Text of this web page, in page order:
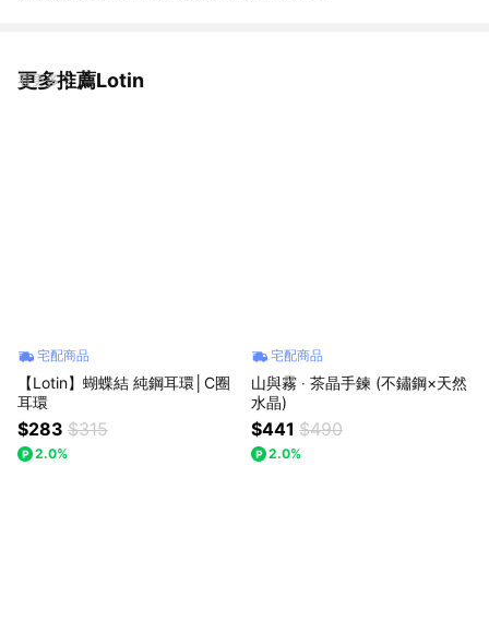
更多推薦Lotin
看更多
宅配商品
【Lotin】蝴蝶結 純鋼耳環│C圈
耳環
$283 $315
2.0%
宅配商品
山與霧 ‧ 茶晶手鍊 (不鏽鋼×天然
水晶)
$441 $490
2.0%